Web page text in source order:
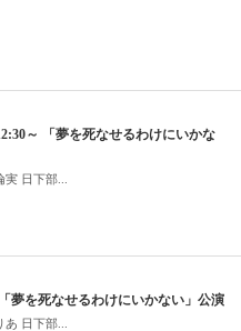
～ 「夢を死なせるわけにいかな
日下部...
夢を死なせるわけにいかない」公演
日下部...